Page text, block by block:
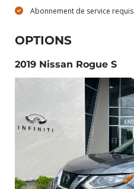
Abonnement de service requis
OPTIONS
2019 Nissan Rogue S